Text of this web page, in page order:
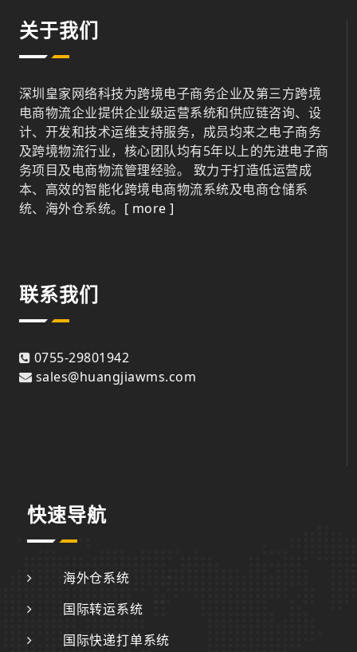
关于我们
深圳皇家网络科技为跨境电子商务企业及第三方跨境
电商物流企业提供企业级运营系统和供应链咨询、设
计、开发和技术运维支持服务，成员均来之电子商务
及跨境物流行业，核心团队均有5年以上的先进电子商
务项目及电商物流管理经验。 致力于打造低运营成
本、高效的智能化跨境电商物流系统及电商仓储系
统、海外仓系统。 [ more ]
联系我们
0755-29801942
sales@huangjiawms.com
快速导航
海外仓系统
国际转运系统
国际快递打单系统